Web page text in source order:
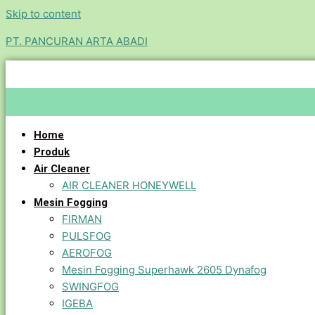
Skip to content
PT. PANCURAN ARTA ABADI
Home
Produk
Air Cleaner
AIR CLEANER HONEYWELL
Mesin Fogging
FIRMAN
PULSFOG
AEROFOG
Mesin Fogging Superhawk 2605 Dynafog
SWINGFOG
IGEBA